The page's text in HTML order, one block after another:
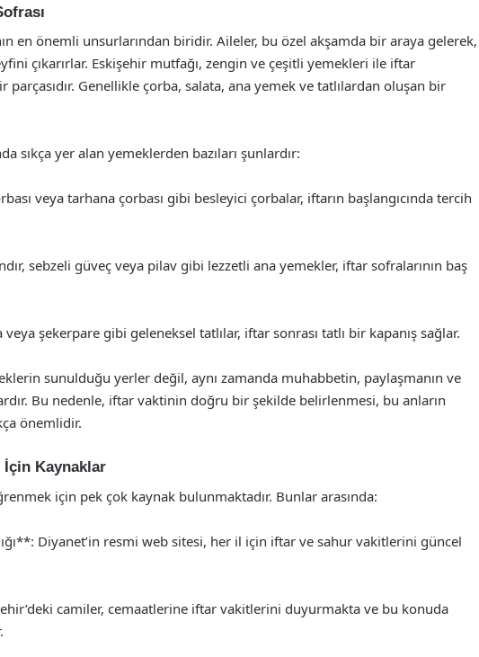
en önemli unsurlarından biridir. Aileler, bu özel akşamda bir araya gelerek,
çıkarırlar. Eskişehir mutfağı, zengin ve çeşitli yemekleri ile iftar
parçasıdır. Genellikle çorba, salata, ana yemek ve tatlılardan oluşan bir
sıkça yer alan yemeklerden bazıları şunlardır:
veya tarhana çorbası gibi besleyici çorbalar, iftarın başlangıcında tercih
sebzeli güveç veya pilav gibi lezzetli ana yemekler, iftar sofralarının baş
şekerpare gibi geleneksel tatlılar, iftar sonrası tatlı bir kapanış sağlar.
sunulduğu yerler değil, aynı zamanda muhabbetin, paylaşmanın ve
Bu nedenle, iftar vaktinin doğru bir şekilde belirlenmesi, bu anların
önemlidir.
İçin Kaynaklar
için pek çok kaynak bulunmaktadır. Bunlar arasında:
Diyanet’in resmi web sitesi, her il için iftar ve sahur vakitlerini güncel
camiler, cemaatlerine iftar vakitlerini duyurmakta ve bu konuda